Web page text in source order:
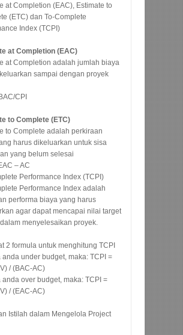
at Completion (EAC), Estimate to
(ETC) dan To-Complete
Index (TCPI)
at Completion (EAC)
at Completion adalah jumlah biaya
sampai dengan proyek
CPI
to Complete (ETC)
to Complete adalah perkiraan
harus dikeluarkan untuk sisa
yang belum selesai
– AC
Performance Index (TCPI)
Performance Index adalah
performa biaya yang harus
agar dapat mencapai nilai target
menyelesaikan proyek.
2 formula untuk menghitung TCPI
anda under budget, maka: TCPI =
/ (BAC-AC)
anda over budget, maka: TCPI =
/ (EAC-AC)
Istilah dalam Mengelola Project